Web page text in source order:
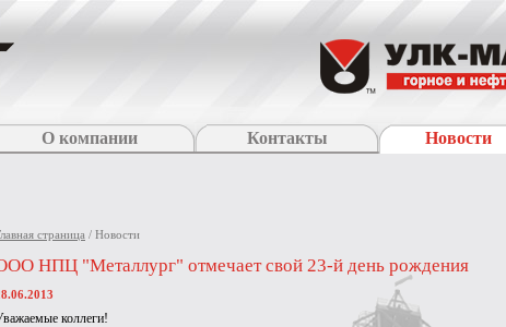
О компании Контакты Новости
страница / Новости
НПЦ "Металлург" отмечает свой 23-й день рождения
коллеги!